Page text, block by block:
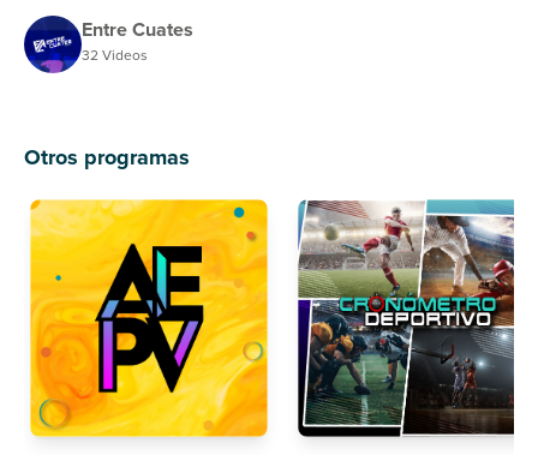
Entre Cuates
32 Videos
Otros programas